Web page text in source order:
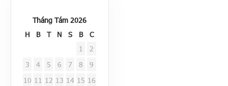
Tháng Tám 2026
H
B T N S B
C
1
2
3
4 5 6 7 8
9
10 11 12 13 14 15 16